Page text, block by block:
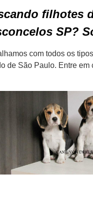
filhotes
SP?
com todos os
de São Paulo. Entre